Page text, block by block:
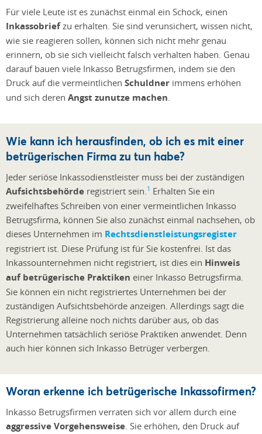
Für viele Leute ist es zunächst einmal ein Schock, einen
Inkassobriefzu erhalten. Sie sind verunsichert, wissen nicht,
wie sie reagieren sollen, können sich nicht mehr genau
erinnern, ob sie sich vielleicht falsch verhalten haben. Genau
darauf bauen viele Inkasso Betrugsfirmen, indem sie den
Druck auf die vermeintlichen Schuldner immens erhöhen
und sich deren Angst zunutze machen
Wie kann ich herausfinden, ob ich es mit einer
betrügerischen Firma zu tun habe?
Jeder seriöse Inkassodienstleister muss bei der zuständigen
Aufsichtsbehörde registriert sein. 1 Erhalten Sie ein
zweifelhaftes Schreiben von einer vermeintlichen Inkasso
Betrugsfirma, können Sie also zunächst einmal nachsehen, ob
dieses Unternehmen im Rechtsdienstleistungsregister
registriert ist. Diese Prüfung ist für Sie kostenfrei. Ist das
Inkassounternehmen nicht registriert, ist dies ein Hinweis
auf betrügerische Praktiken einer Inkasso Betrugsfirma.
Sie können ein nicht registriertes Unternehmen bei der
zuständigen Aufsichtsbehörde anzeigen. Allerdings sagt die
Registrierung alleine noch nichts darüber aus, ob das
Unternehmen tatsächlich seriöse Praktiken anwendet. Denn
auch hier können sich Inkasso Betrüger verbergen.
Woran erkenne ich betrügerische Inkassofirmen?
Inkasso Betrugsfirmen verraten sich vor allem durch eine
aggressive Vorgehensweise. Sie erhöhen, den Druck auf